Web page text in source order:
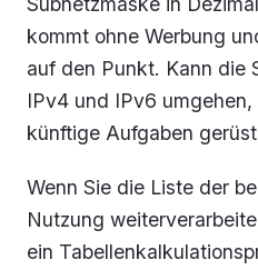
kommt ohne Werbung
auf den Punkt. Kann die
IPv4 und IPv6
künftige Aufgaben
Wenn Sie die Liste der
Nutzung
ein